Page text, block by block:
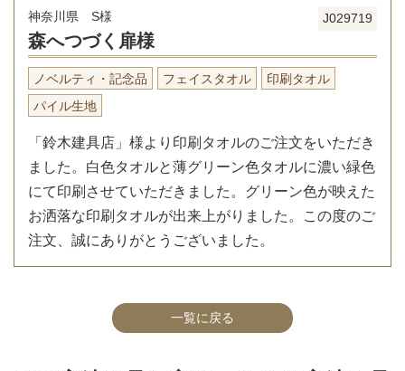
J029719
神奈川県 S様
森へつづく扉様
ノベルティ・記念品 フェイスタオル
印刷タオル
パイル生地
「鈴木建具店」様より印刷タオルのご注文をいただき
ました。白色タオルと薄グリーン色タオルに濃い緑色
にて印刷させていただきました。グリーン色が映えた
お洒落な印刷タオルが出来上がりました。この度のご
注文、誠にありがとうございました。
一覧に戻る